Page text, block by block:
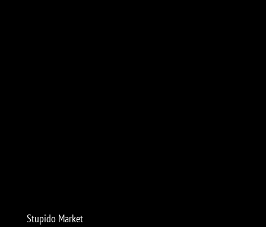
Stupido Market